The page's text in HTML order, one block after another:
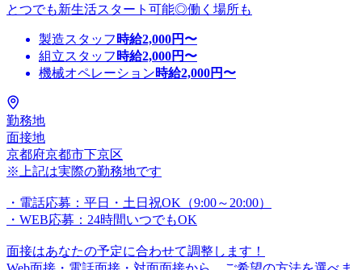
とつでも新生活スタート可能◎働く場所も
製造スタッフ 時給2,000円〜
組立スタッフ 時給2,000円〜
機械オペレーション時給2,000円〜
勤務地
面接地
京都府京都市下京区
※上記は実際の勤務地です
・電話応募：平日・土日祝OK（9:00～20:00）
・WEB応募：24時間いつでもOK
面接はあなたの予定に合わせて調整します！